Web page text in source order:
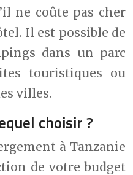
ne coûte pas cher
Il est possible de
dans un parc
touristiques ou
villes.
choisir ?
à Tanzanie
de votre budget